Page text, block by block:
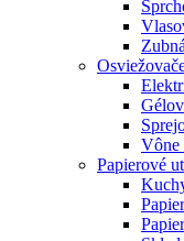
Vône
Papierové